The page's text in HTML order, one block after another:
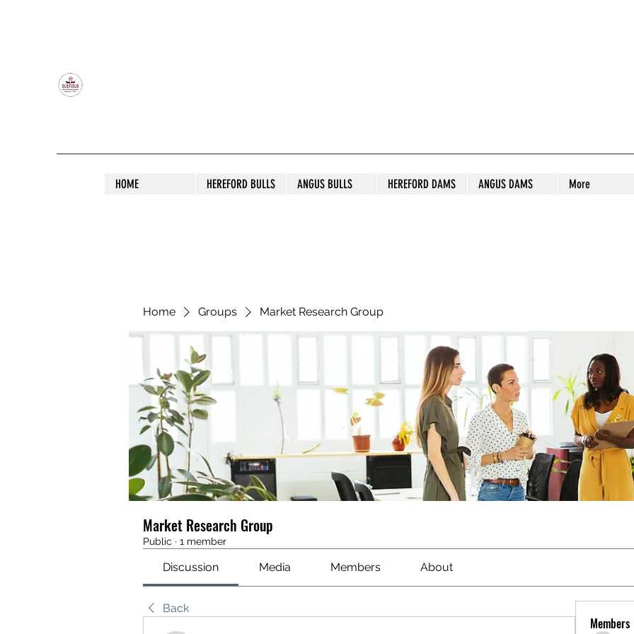
HOME HEREFORD BULLS ANGUS BULLS HEREFORD DAMS ANGUS DAMS More
Home Groups Market Research Group
Market Research Group
Public · 1 member
Discussion Media Members About
Back
Members